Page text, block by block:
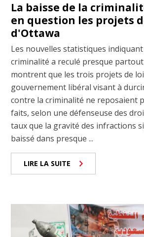
La baisse de la
en question les projets
d'Ottawa
Les nouvelles statistiques
criminalité a reculé presque partout
montrent que les trois projets de
gouvernement libéral visant à
contre la criminalité ne reposaient
faits, selon une défenseuse des
taux que la gravité des infractions
baissé dans presque ...
LIRE LA SUITE